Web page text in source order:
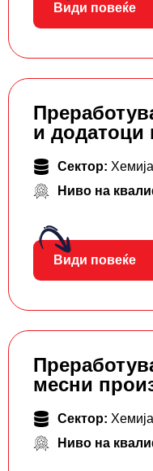
Види повеќе
и додатоци
Сектор:
Ниво на
Види повеќе
месни
Сектор:
Ниво на